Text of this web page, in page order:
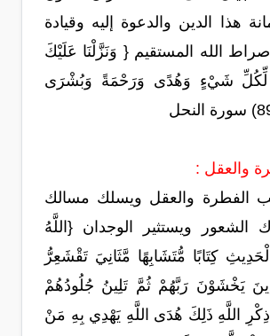
هذا الدين والدعوة إليه وقيادة
صراط الله المستقيم { وَنَزَّلْنَا عَلَيْكَ
لِّكُلِّ شَيْءٍ وَهُدًى وَرَحْمَةً وَبُشْرَى
والعقل :
الفطرة والعقل ويسلك مسالك
الشعور ويستثير الوجدان {اللَّهُ
كِتَابًا مُّتَشَابِهًا مَّثَانِيَ تَقْشَعِرُّ
يَخْشَوْنَ رَبَّهُمْ ثُمَّ تَلِينُ جُلُودُهُمْ
اللَّهِ ذَلِكَ هُدَى اللَّهِ يَهْدِي بِهِ مَنْ